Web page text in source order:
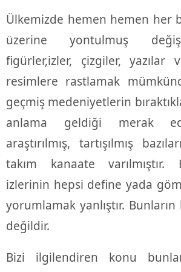
Ülkemizde hemen hemen her
üzerine yontulmuş
figürler,izler, çizgiler, yazılar
resimlere rastlamak
geçmiş medeniyetlerin
anlama geldiği merak
araştırılmış, tartışılmış
takım kanaate
izlerinin hepsi define yada
yorumlamak yanlıştır.
değildir.
Bizi ilgilendiren konu